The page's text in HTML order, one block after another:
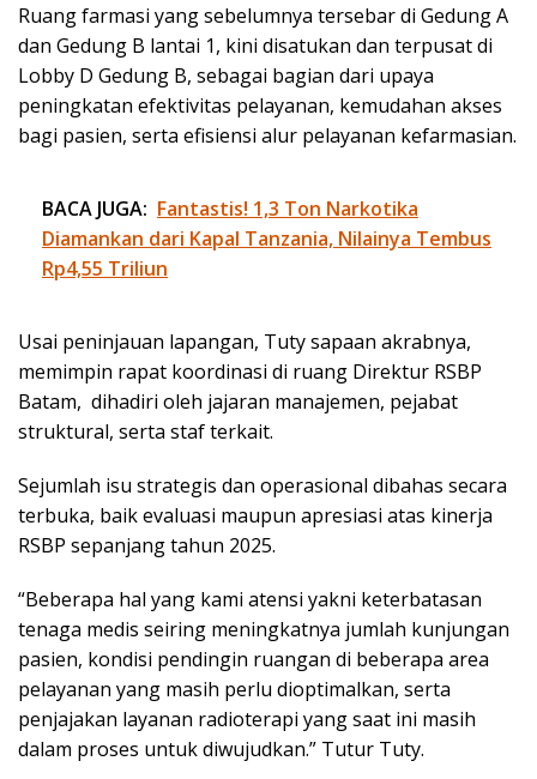
Ruang farmasi yang sebelumnya tersebar di Gedung A
dan Gedung B lantai 1, kini disatukan dan terpusat di
Lobby D Gedung B, sebagai bagian dari upaya
peningkatan efektivitas pelayanan, kemudahan akses
bagi pasien, serta efisiensi alur pelayanan kefarmasian.
BACA JUGA: Fantastis! 1,3 Ton Narkotika
Diamankan dari Kapal Tanzania, Nilainya Tembus
Rp4,55 Triliun
Usai peninjauan lapangan, Tuty sapaan akrabnya,
memimpin rapat koordinasi di ruang Direktur RSBP
Batam, dihadiri oleh jajaran manajemen, pejabat
struktural, serta staf terkait.
Sejumlah isu strategis dan operasional dibahas secara
terbuka, baik evaluasi maupun apresiasi atas kinerja
RSBP sepanjang tahun 2025.
“Beberapa hal yang kami atensi yakni keterbatasan
tenaga medis seiring meningkatnya jumlah kunjungan
pasien, kondisi pendingin ruangan di beberapa area
pelayanan yang masih perlu dioptimalkan, serta
penjajakan layanan radioterapi yang saat ini masih
dalam proses untuk diwujudkan.” Tutur Tuty.